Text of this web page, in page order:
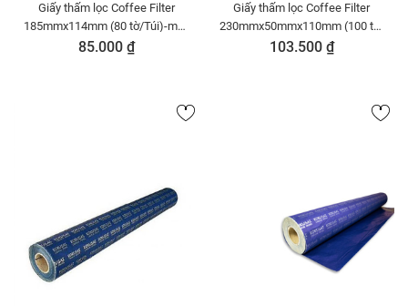
Giấy thấm lọc Coffee Filter
185mmx114mm (80 tờ/Túi)-màu
trắng - GTL000900105
85.000 ₫
Giấy thấm lọc Coffee Filter
230mmx50mmx110mm (100 tờ/
bịch)-màu trắng
103.500 ₫